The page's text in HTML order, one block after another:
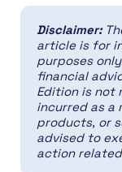
Disclaimer:
article is for
purposes
financial
Edition is not
incurred as
products, or
advised to
action